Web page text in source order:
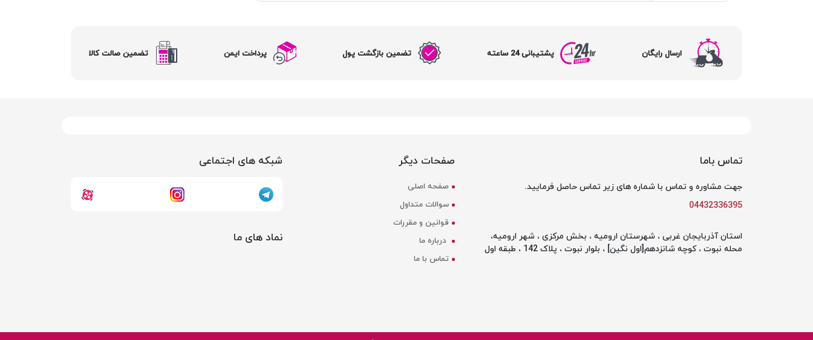
ارسال رایگان پشتیبانی 24 ساعته تضمین بازگشت پول پرداخت ایمن تضمین صالت کالا
تماس باما
جهت مشاوره و تماس با شماره های زیر تماس حاصل فرمایید.
04432336395
استان آذربایجان غربی ، شهرستان ارومیه ، بخش مرکزی ، شهر ارومیه،
محله نبوت ، کوچه شانزدهم[اول نگین] ، بلوار نبوت ، پلاک 142 ، طبقه اول
صفحات دیگر
صفحه اصلی
سوالات متداول
قوانین و مقررات
درباره ما
تماس با ما
شبکه های اجتماعی
نماد های ما